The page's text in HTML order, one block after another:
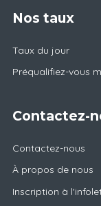
Nos taux
Taux du jour
Préqualifiez-vous
Contactez-
Contactez-nous
À propos de nous
Inscription à